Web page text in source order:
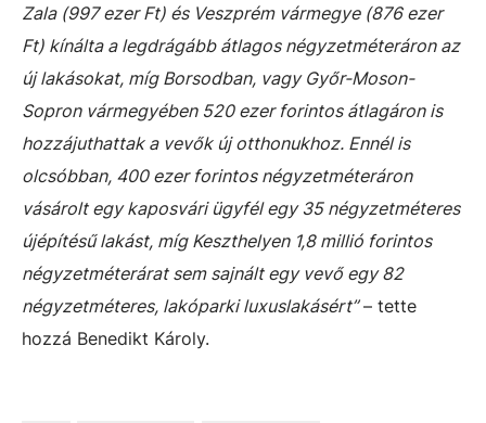
Zala (997 ezer Ft) és Veszprém vármegye (876 ezer
Ft) kínálta a legdrágább átlagos négyzetméteráron az
új lakásokat, míg Borsodban, vagy Győr-Moson-
Sopron vármegyében 520 ezer forintos átlagáron is
hozzájuthattak a vevők új otthonukhoz. Ennél is
olcsóbban, 400 ezer forintos négyzetméteráron
vásárolt egy kaposvári ügyfél egy 35 négyzetméteres
újépítésű lakást, míg Keszthelyen 1,8 millió forintos
négyzetméterárat sem sajnált egy vevő egy 82
négyzetméteres, lakóparki luxuslakásért”– tette
hozzá Benedikt Károly.